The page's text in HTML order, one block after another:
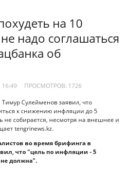
на 10
надо соглашаться
об
ПРОСМОТРОВ: 1726
Сулейменов заявил, что
к снижению инфляции до 5
не собирается, несмотря на внешнее и
tengrinews.kz.
во время брифинга в
что "цель по инфляции - 5
должна".